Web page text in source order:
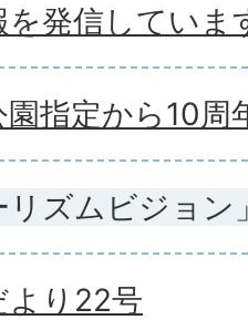
を発信していま
園指定から10周
リズムビジョ
より22号